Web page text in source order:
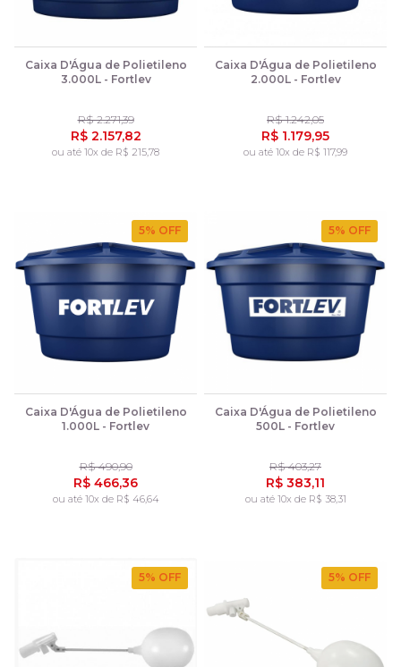
Caixa D'Água de Polietileno
3.000L - Fortlev
R$ 2.271,39
R$ 2.157,82
ou até 10x de R$ 215,78
Caixa D'Água de Polietileno
2.000L - Fortlev
R$ 1.242,05
R$ 1.179,95
ou até 10x de R$ 117,99
5% OFF
Caixa D'Água de Polietileno
1.000L - Fortlev
R$ 490,90
R$ 466,36
ou até 10x de R$ 46,64
5% OFF
Caixa D'Água de Polietileno
500L - Fortlev
R$ 403,27
R$ 383,11
ou até 10x de R$ 38,31
5% OFF 5% OFF